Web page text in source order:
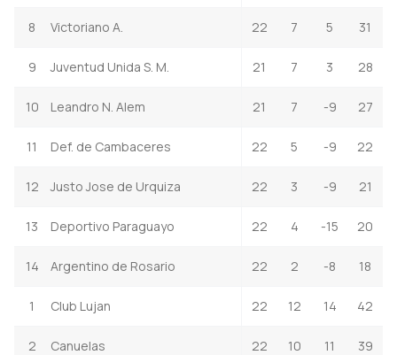
8 Victoriano A. 22 7 5 31
9 Juventud Unida S. M. 21 7 3 28
10 Leandro N. Alem 21 7 -9 27
11 Def. de Cambaceres 22 5 -9 22
12 Justo Jose de Urquiza 22 3 -9 21
13 Deportivo Paraguayo 22 4 -15 20
14 Argentino de Rosario 22 2 -8 18
1 Club Lujan 22 12 14 42
2 Canuelas 22 10 11 39